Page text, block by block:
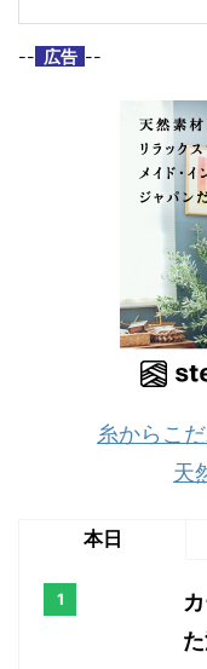
-- 広告 --
糸からこ
天
本日